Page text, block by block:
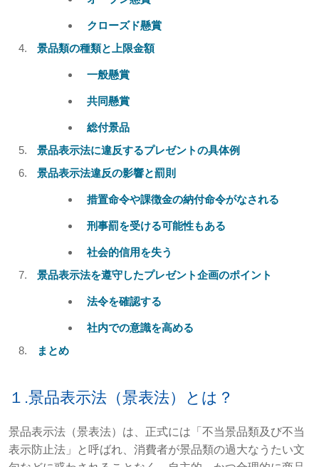
クローズド懸賞
景品類の種類と上限金額
一般懸賞
共同懸賞
総付景品
景品表示法に違反するプレゼントの具体例
景品表示法違反の影響と罰則
措置命令や課徴金の納付命令がなされる
刑事罰を受ける可能性もある
社会的信用を失う
景品表示法を遵守したプレゼント企画のポイント
法令を確認する
社内での意識を高める
まとめ
１.景品表示法（景表法）とは？
景品表示法（景表法）は、正式には「不当景品類及び不当
表示防止法」と呼ばれ、消費者が景品類の過大なうたい文